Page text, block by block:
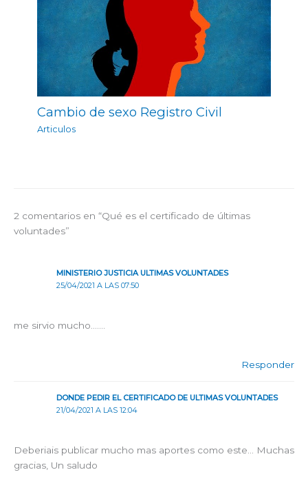
Cambio de sexo Registro Civil
Articulos
2 comentarios en “Qué es el certificado de últimas
voluntades”
MINISTERIO JUSTICIA ULTIMAS VOLUNTADES
25/04/2021 A LAS 07:50
me sirvio mucho…….
Responder
DONDE PEDIR EL CERTIFICADO DE ULTIMAS VOLUNTADES
21/04/2021 A LAS 12:04
Deberiais publicar mucho mas aportes como este… Muchas
gracias, Un saludo